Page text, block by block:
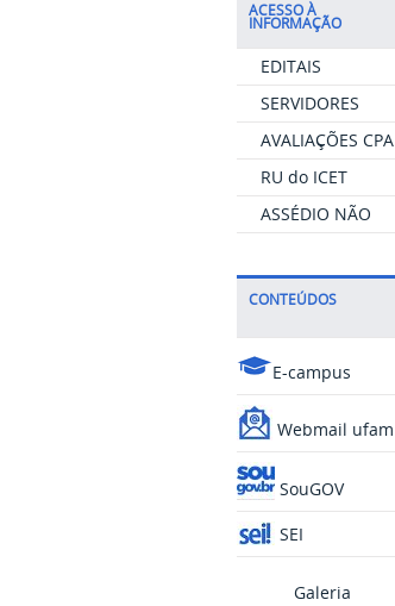
ACESSO À
INFORMAÇÃO
EDITAIS
SERVIDORES
AVALIAÇÕES CPA
RU do ICET
ASSÉDIO NÃO
CONTEÚDOS
E-campus
Webmail ufam
SouGOV
SEI
Galeria